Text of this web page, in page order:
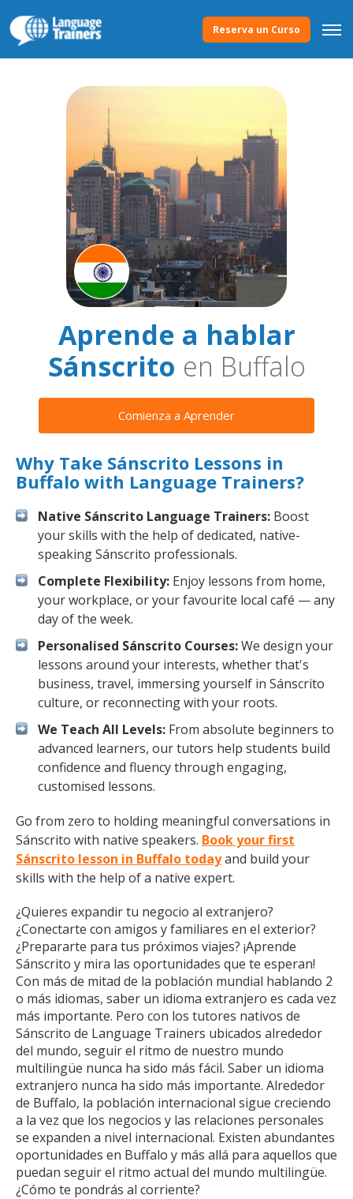
Reserva un Curso
Aprende a hablar
Sánscrito en Buffalo
Comienza a Aprender
Why Take Sánscrito Lessons in
Buffalo with Language Trainers?
Native Sánscrito Language Trainers: Boost
your skills with the help of dedicated, native-
speaking Sánscrito professionals.
Complete Flexibility: Enjoy lessons from home,
your workplace, or your favourite local café — any
day of the week.
Personalised Sánscrito Courses:We design your
lessons around your interests, whether that's
business, travel, immersing yourself in Sánscrito
culture, or reconnecting with your roots.
We Teach All Levels: From absolute beginners to
advanced learners, our tutors help students build
confidence and fluency through engaging,
customised lessons.
Go from zero to holding meaningful conversations in
Sánscrito with native speakers. Book your first
Sánscrito lesson in Buffalo todayand build your
skills with the help of a native expert.
¿Quieres expandir tu negocio al extranjero?
¿Conectarte con amigos y familiares en el exterior?
¿Prepararte para tus próximos viajes? ¡Aprende
Sánscrito y mira las oportunidades que te esperan!
Con más de mitad de la población mundial hablando 2
o más idiomas, saber un idioma extranjero es cada vez
más importante. Pero con los tutores nativos de
Sánscrito de Language Trainers ubicados alrededor
del mundo, seguir el ritmo de nuestro mundo
multilingüe nunca ha sido más fácil. Saber un idioma
extranjero nunca ha sido más importante. Alrededor
de Buffalo, la población internacional sigue creciendo
a la vez que los negocios y las relaciones personales
se expanden a nivel internacional. Existen abundantes
oportunidades en Buffalo y más allá para aquellos que
puedan seguir el ritmo actual del mundo multilingüe.
¿Cómo te pondrás al corriente?